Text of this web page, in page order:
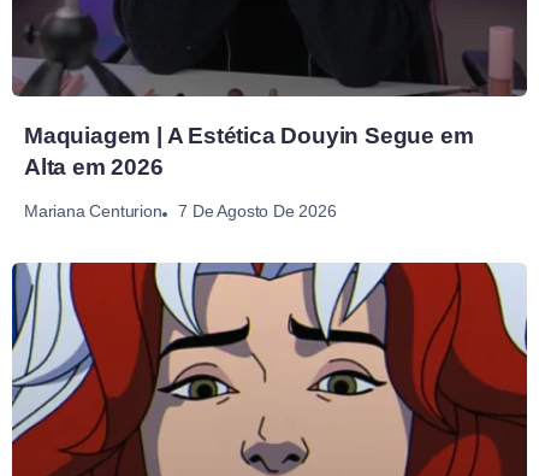
Maquiagem | A Estética Douyin Segue em
Alta em 2026
Mariana Centurion 7 De Agosto De 2026